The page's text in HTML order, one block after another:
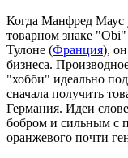
Когда Манфред Маус
товарном знаке
Тулоне (Франция),
бизнеса.
"хобби" идеально
сначала получить
Германия. Идеи
бобром и сильным с
оранжевого почти